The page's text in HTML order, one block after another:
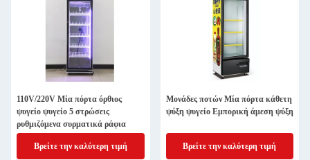
110V/220V Μία πόρτα όρθιος
ψυγείο ψυγείο 5 στρώσεις
ρυθμιζόμενα συρματικά ράφια
Βρείτε την καλύτερη τιμή
Μονάδες ποτών Μία πόρτα κάθετη
ψύξη ψυγείο Εμπορική άμεση ψύξη
Βρείτε την καλύτερη τιμή